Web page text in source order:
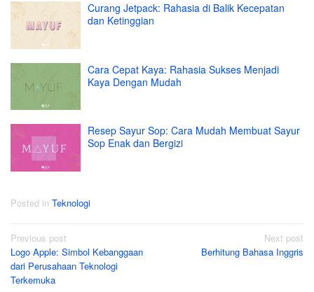
Curang Jetpack: Rahasia di Balik Kecepatan
dan Ketinggian
Cara Cepat Kaya: Rahasia Sukses Menjadi
Kaya Dengan Mudah
Resep Sayur Sop: Cara Mudah Membuat Sayur
Sop Enak dan Bergizi
Posted in Teknologi
Post
navigation
Previous post
Logo Apple: Simbol Kebanggaan
dari Perusahaan Teknologi
Terkemuka
Next post
Berhitung Bahasa Inggris